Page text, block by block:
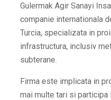
Gulermak Agir Sanayi
companie internationala
Turcia, specializata in
infrastructura, inclusiv
subterane.
Firma este implicata in
mai multe tari si